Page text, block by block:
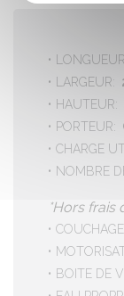
LONGUEUR
LARGEUR
HAUTEUR
PORTEUR
CHARGE
NOMBRE
*Hors frais
BOITE DE